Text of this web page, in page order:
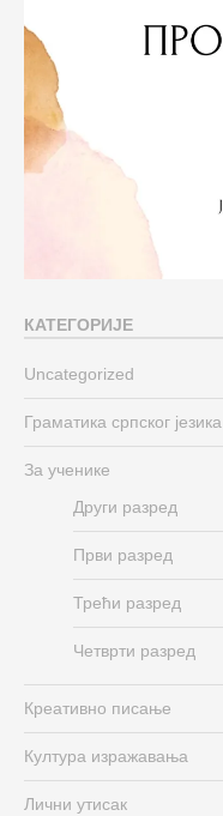
КАТЕГОРИЈЕ
Uncategorized
Граматика српског језика
За ученике
Други разред
Први разред
Трећи разред
Четврти разред
Креативно писање
Култура изражавања
Лични утисак